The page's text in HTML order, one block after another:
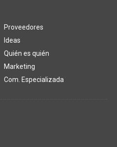
Proveedores
Ideas
Quién es quién
Marketing
Com. Especializada